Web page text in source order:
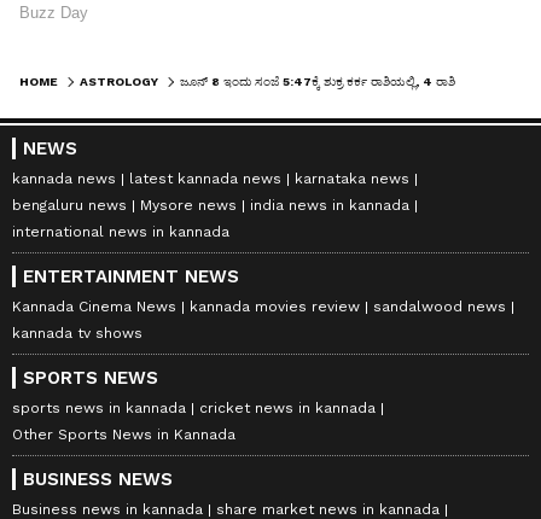
HOME ASTROLOGY
NEWS
kannada news latest kannada news
karnataka news
bengaluru news
Mysore news
india news in kannada
international news in kannada
ENTERTAINMENT NEWS
Kannada Cinema News kannada movies review
sandalwood news
kannada tv shows
SPORTS NEWS
sports news in kannada
cricket news in kannada
Other Sports News in Kannada
BUSINESS NEWS
Business news in kannada
share market news in kannada